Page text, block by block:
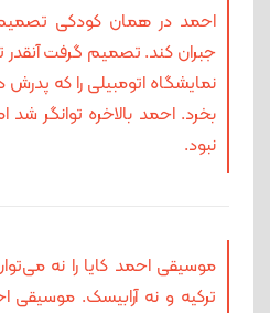
احمد در همان کودکی
جبران کند. تصمیم گرفت آنقدر
نمایشگاه اتومبیلی را که
بخرد. احمد بالاخره توانگر شد
نبود.
موسیقی احمد کایا را نه
ترکیه و نه آرابیسک. موسیقی